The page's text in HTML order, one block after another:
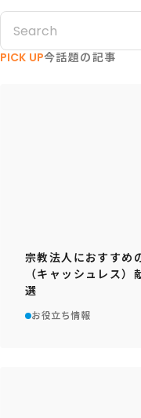
PICK UP今話題の記事
宗教法人におすすめ
（キャッシュレス）
選
お役立ち情報